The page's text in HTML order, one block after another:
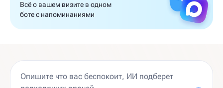
Всё о вашем визите в одном
боте с напоминаниями